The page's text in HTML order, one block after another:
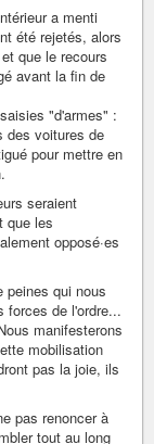
a menti
été rejetés, alors
que le recours
avant la fin de
"d'armes" :
des voitures de
pour mettre en
seraient
que les
opposé·es
peines qui nous
forces de l'ordre...
manifesterons
mobilisation
pas la joie, ils
pas renoncer à
tout au long